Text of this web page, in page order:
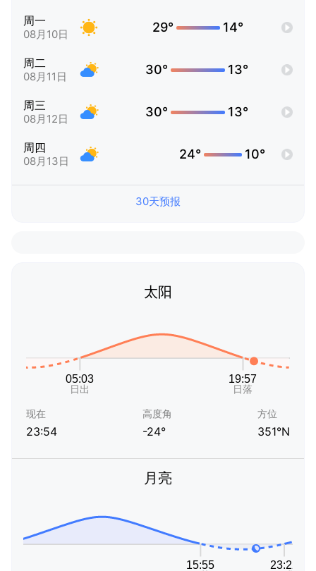
周一
08月10日 29° 14°
周二
08月11日 30° 13°
周三
08月12日 30° 13°
周四
08月13日 24° 10°
30天预报
太阳
现在
23:54
高度角
-24°
方位
351°N
月亮